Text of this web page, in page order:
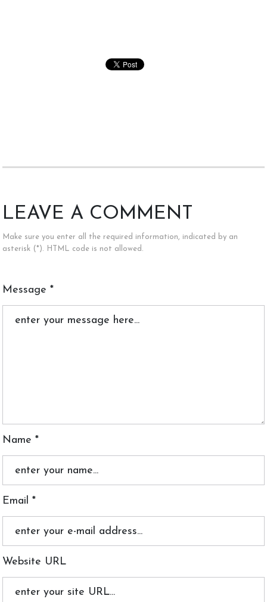
LEAVE A COMMENT
Make sure you enter all the required information, indicated by an
asterisk (*). HTML code is not allowed.
Message *
Name *
Email *
Website URL